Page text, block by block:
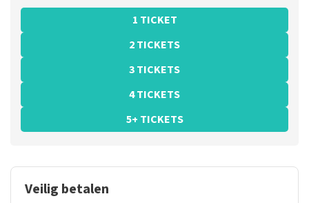
1 TICKET
2 TICKETS
3 TICKETS
4 TICKETS
5+ TICKETS
Veilig betalen